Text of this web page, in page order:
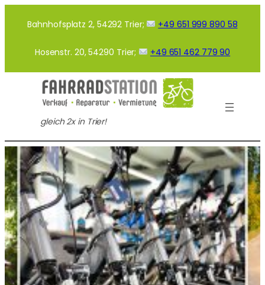
InhaltBahnhofsplatz 2, 54292 Trier; +49 651 999 890 58
Hosenstr. 20, 54290 Trier; +49 651 462 779 90
gleich 2x in Trier!